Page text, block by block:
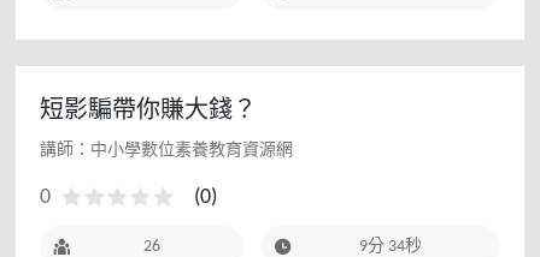
短影騙帶你賺大錢？
講師：中小學數位素養教育資源網
0 (0)
26 9分 34秒